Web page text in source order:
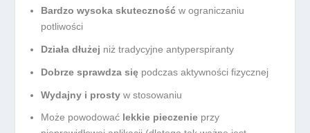
Bardzo wysoka skutecznośćw ograniczaniu
potliwości
Działa dłużej niż tradycyjne antyperspiranty
Dobrze sprawdza siępodczas aktywności fizycznej
Wydajny i prostyw stosowaniu
Może powodować lekkie pieczenieprzy